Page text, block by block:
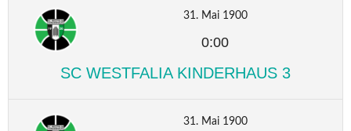
31. Mai 1900
0:00
SC WESTFALIA KINDERHAUS 3
31. Mai 1900